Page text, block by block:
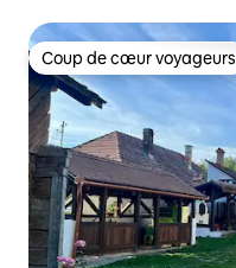
Coup de cœur voyageurs
Coup de cœur voyageurs